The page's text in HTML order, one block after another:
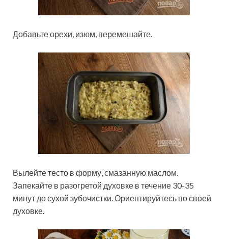
Добавьте орехи, изюм, перемешайте.
Вылейте тесто в форму, смазанную маслом.
Запекайте в разогретой духовке в течение 30-35
минут до сухой зубочистки. Ориентируйтесь по своей
духовке.